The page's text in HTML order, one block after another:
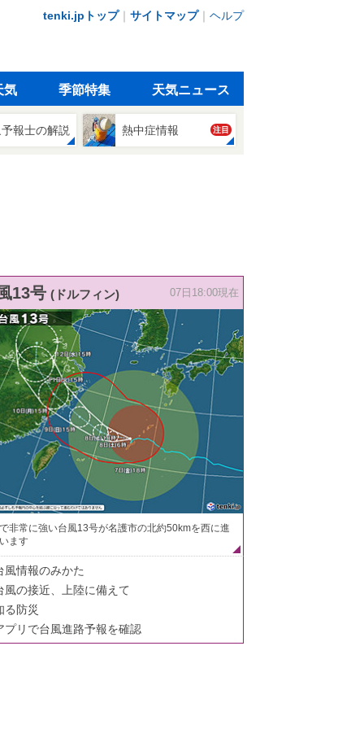
tenki.jpトップ｜ サイトマップ｜ ヘルプ
気 季節特集 天気ニュース
報士の解説 熱中症情報 注目
13号 (ドルフィン) 07日18:00現在
非常に強い台風13号が名護市の北約50kmを西に進
ます
風情報のみかた
風の接近、上陸に備えて
る防災
プリで台風進路予報を確認